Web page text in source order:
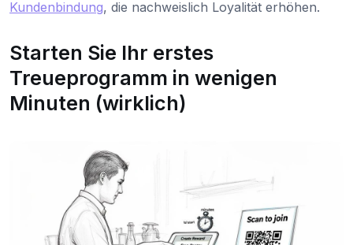
Kundenbindung, die nachweislich Loyalität erhöhen.
Starten Sie Ihr erstes
Treueprogramm in wenigen
Minuten (wirklich)